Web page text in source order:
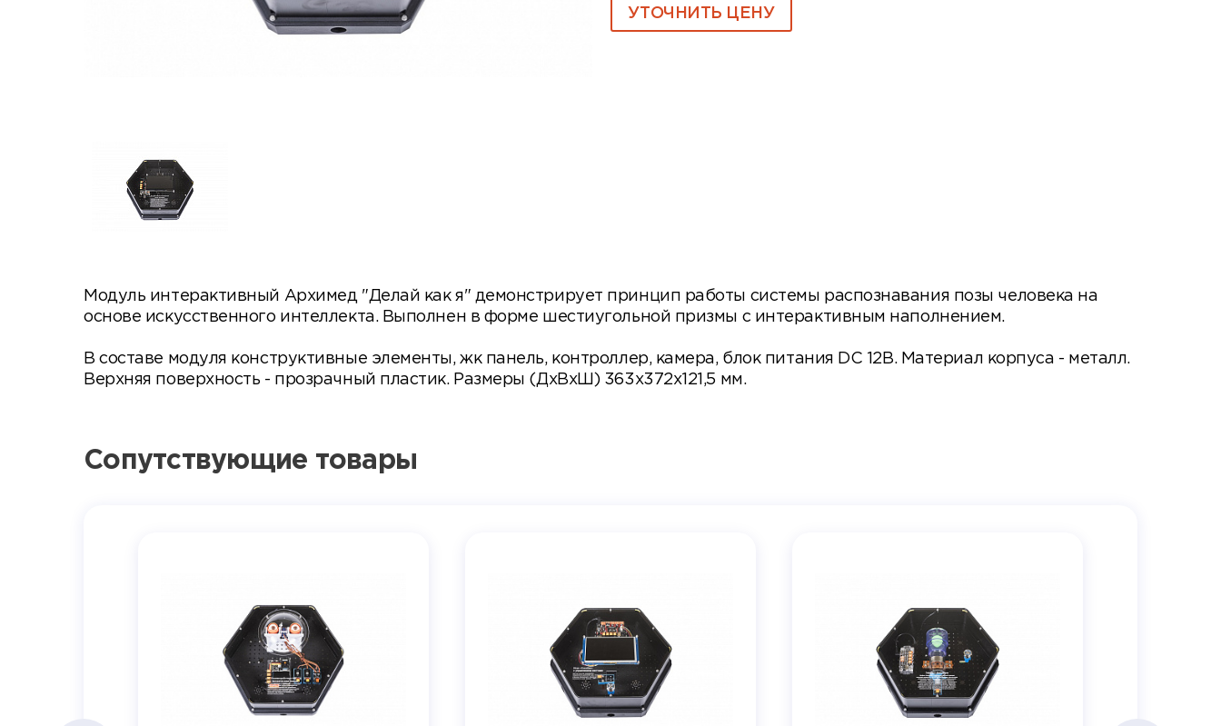
УТОЧНИТЬ ЦЕНУ
Модуль интерактивный Архимед "Делай как я" демонстрирует принцип работы cистемы распознавания позы человека на
основе искусственного интеллекта. Выполнен в форме шестиугольной призмы с интерактивным наполнением.
В составе модуля конструктивные элементы, жк панель, контроллер, камера, блок питания DC 12В. Материал корпуса - металл.
Верхняя поверхность - прозрачный пластик. Размеры (ДхВхШ) 363х372х121,5 мм.
Сопутствующие товары